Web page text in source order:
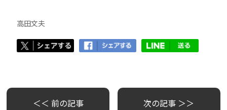
高田文夫
＜＜ 前の記事 次の記事 ＞＞